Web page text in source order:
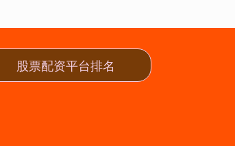
股票配资平台排名